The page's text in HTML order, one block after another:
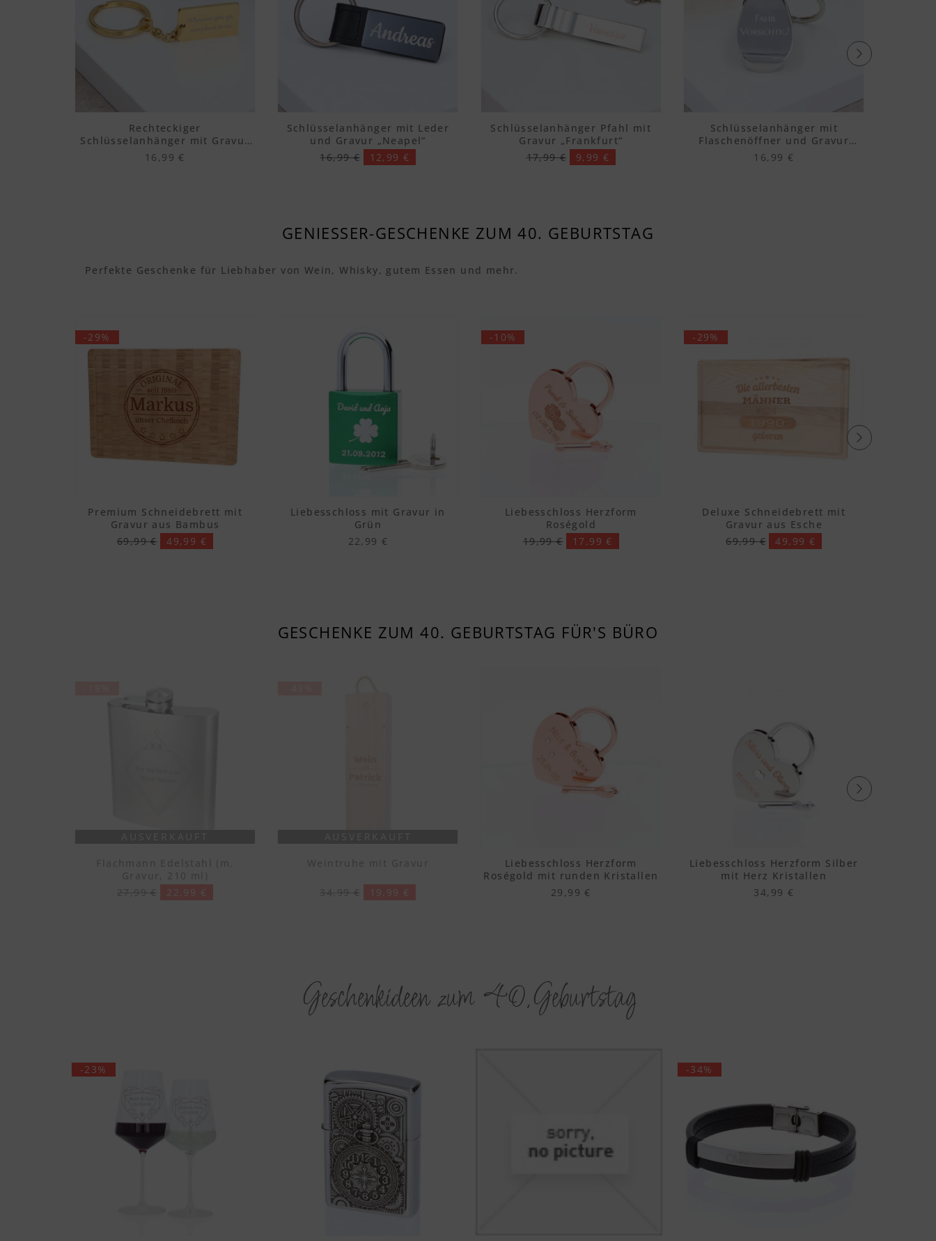
Rechteckiger
Schlüsselanhänger mit Gravur
„Bordeaux“
16,99 €
Schlüsselanhänger mit Leder
und Gravur „Neapel“
16,99 €
12,99 €
Schlüsselanhänger Pfahl mit
Gravur „Frankfurt“
17,99 €
9,99 €
Schlüsselanhänger mit
Flaschenöffner und Gravur
„Munich“
16,99 €
GENIESSER-GESCHENKE ZUM 40. GEBURTSTAG
Perfekte Geschenke für Liebhaber von Wein, Whisky, gutem Essen und mehr.
-29%
Premium Schneidebrett mit
Gravur aus Bambus
69,99 €
49,99 €
Liebesschloss mit Gravur in
Grün
22,99 €
-10%
Liebesschloss Herzform
Roségold
19,99 €
17,99 €
-29%
Deluxe Schneidebrett mit
Gravur aus Esche
69,99 €
49,99 €
GESCHENKE ZUM 40. GEBURTSTAG FÜR'S BÜRO
22,99 € 19,99 €
Liebesschloss Herzform
Roségold mit runden Kristallen
29,99 €
Liebesschloss Herzform Silber
mit Herz Kristallen
34,99 €
Geschenkideen zum 40.Geburtstag
-23% -34%